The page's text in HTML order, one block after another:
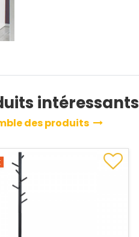
intéressants
des produits